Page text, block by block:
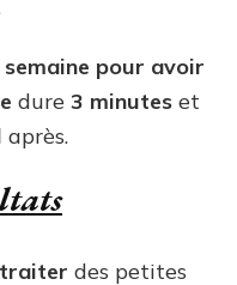
pour avoir
dure 3 minutes et
après.
traiter des petites